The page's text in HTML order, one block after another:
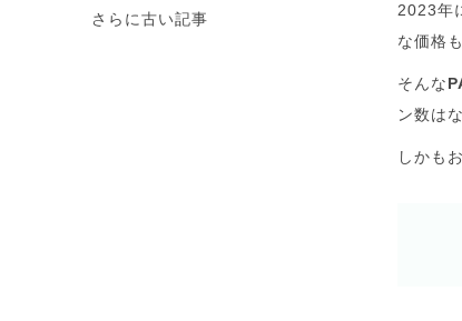
さらに古い記事 2023年
な価格
そんな
ン数は
しかも